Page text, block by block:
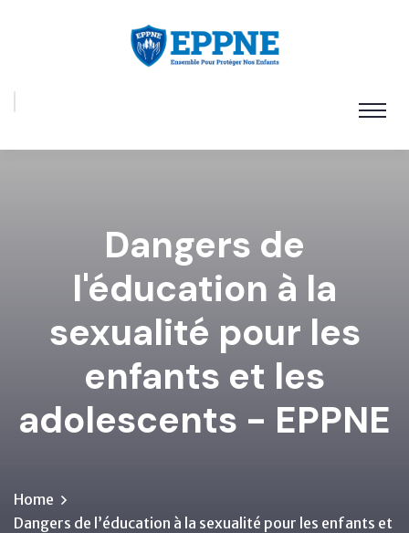
Dangers de
l'éducation à la
sexualité pour les
enfants et les
adolescents - EPPNE
Home
Dangers de l’éducation à la sexualité pour les enfants et